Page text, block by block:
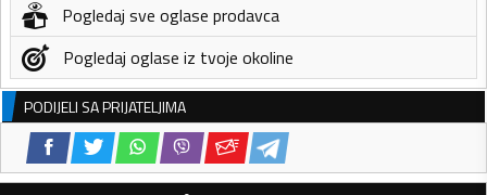
Pogledaj sve oglase prodavca
Pogledaj oglase iz tvoje okoline
PODIJELI SA PRIJATELJIMA